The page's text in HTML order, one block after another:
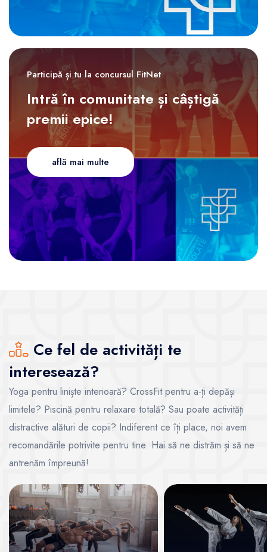
Participă și tu la concursul FitNet
Intră în comunitate și câștigă
premii epice!
află mai multe
Ce fel de activități te
interesează?
Yoga pentru liniște interioară? CrossFit pentru a-ți depăși
limitele? Piscină pentru relaxare totală? Sau poate activități
distractive alături de copii? Indiferent ce îți place, noi avem
recomandările potrivite pentru tine. Hai să ne distrăm și să ne
antrenăm împreună!